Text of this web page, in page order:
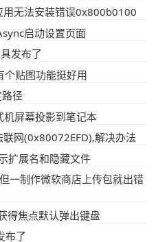
无法安装错误0x800b0100
启动设置页面
发布了
贴图功能挺好用
径
屏幕投影到笔记本
网(0x80072EFD),解决办法
扩展名和隐藏文件
一制作微软商店上传包就出错
得焦点默认弹出键盘
布了